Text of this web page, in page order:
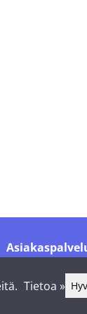
info@shelby.fi
Tietoa »